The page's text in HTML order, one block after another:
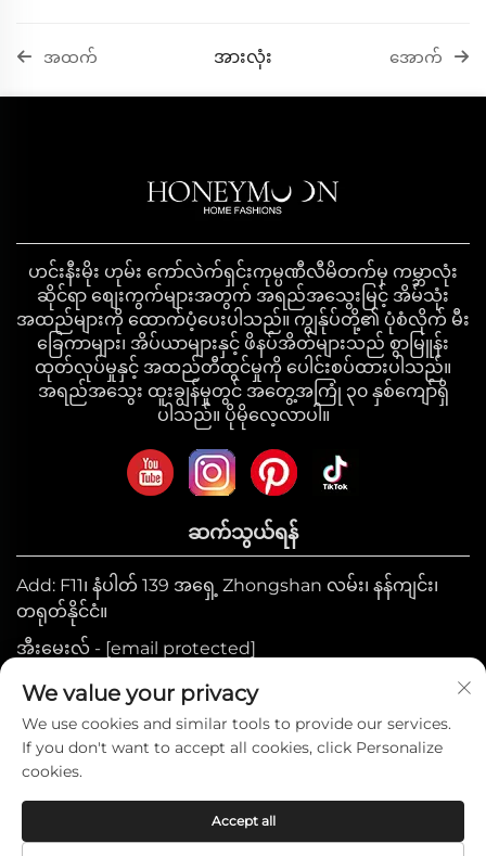
အထက် အားလုံး အောက်
ဟင်းနီးမိုး ဟုမ်း ကော်လဲက်ရှင်းကုမ္ပဏီလီမိတက်မှ ကမ္ဘာလုံး
ဆိုင်ရာ စျေးကွက်များအတွက် အရည်အသွေးမြင့် အိမ်သုံး
အထည်များကို ထောက်ပံ့ပေးပါသည်။ ကျွန်ုပ်တို့၏ ပုံစံလိုက် မီး
ခြေကာများ၊ အိပ်ယာများနှင့် ဖိနပ်အိတ်များသည် စွာမြူန်း
ထုတ်လုပ်မှုနှင့် အထည်တီထွင်မှုကို ပေါင်းစပ်ထားပါသည်။
အရည်အသွေး ထူးချွန်မှုတွင် အတွေ့အကြုံ ၃၀ နှစ်ကျော်ရှိ
ပါသည်။ ပိုမိုလေ့လာပါ။
ဆက်သွယ်ရန်
Add: F11၊ နံပါတ် 139 အရှေ့ Zhongshan လမ်း၊ နန်ကျင်း၊
တရုတ်နိုင်ငံ။
အီးမေးလ် - [email protected]
မိုဘိုင်း: +86-17327710449
ဖုန်း: +86-025-84573776
မူပိုင်ခွင့် © 2025 ခုနှစ်၊ Heniemo အိမ်သုံးပစ္စည်းများ
စုဆောင်းမှုကုမ္ပဏီလီမိတက်။ —
We value your privacy
We use cookies and similar tools to provide our services.
If you don't want to accept all cookies, click Personalize
cookies.
Accept all